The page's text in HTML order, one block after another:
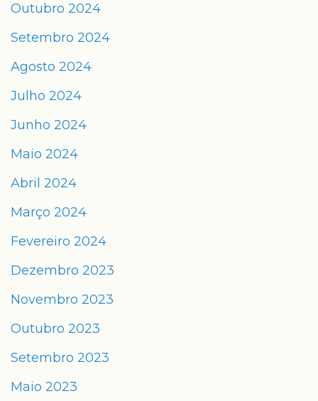
Outubro 2024
Setembro 2024
Agosto 2024
Julho 2024
Junho 2024
Maio 2024
Abril 2024
Março 2024
Fevereiro 2024
Dezembro 2023
Novembro 2023
Outubro 2023
Setembro 2023
Maio 2023